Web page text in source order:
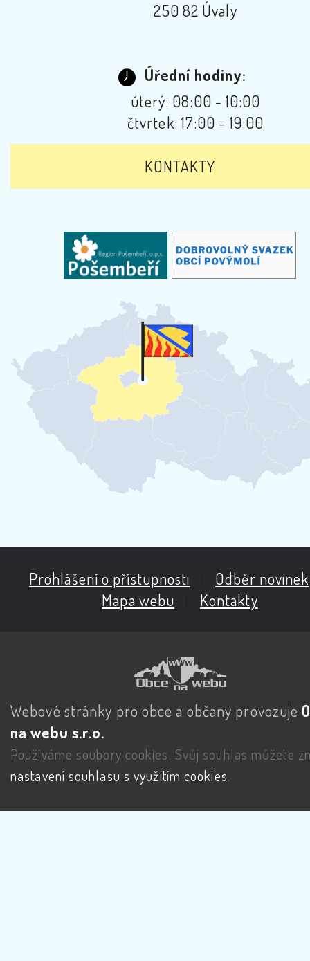
250 82 Úvaly
Úřední hodiny:
úterý: 08:00 - 10:00
čtvrtek: 17:00 - 19:00
KONTAKTY
Prohlášení o přístupnosti Odběr novinek
Mapa webu
Kontakty
Webové stránky pro obce a občany provozuje
na webu s.r.o.
Používáme soubory cookies. Svůj souhlas můžete
nastavení souhlasu s využitím cookies.